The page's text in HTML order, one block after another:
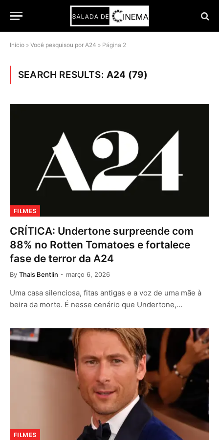
Início » Você pesquisou por A24 » Página 2
SEARCH RESULTS:A24 (79)
FILMES
CRÍTICA: Undertone surpreende com
88% no Rotten Tomatoes e fortalece
fase de terror da A24
By Thais Bentlin março 6, 2026
Uma casa silenciosa, fitas antigas e a voz de uma mãe à
beira da morte. É nesse cenário que Undertone,…
FILMES